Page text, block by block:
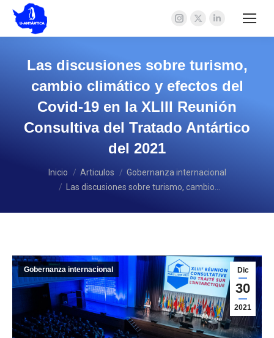
Instagram
in
new
window
X
opens
in
new
window
Linkedin
in
new
window
Las discusiones sobre turismo,
cambio climático y efectos del
Covid-19 en la XLIII Reunión
Consultiva del Tratado Antártico
del 2021
Estás aquí:Inicio Articulos
Gobernanza internacional
Las discusiones sobre turismo, cambio…
Dic
30
2021
Gobernanza internacional